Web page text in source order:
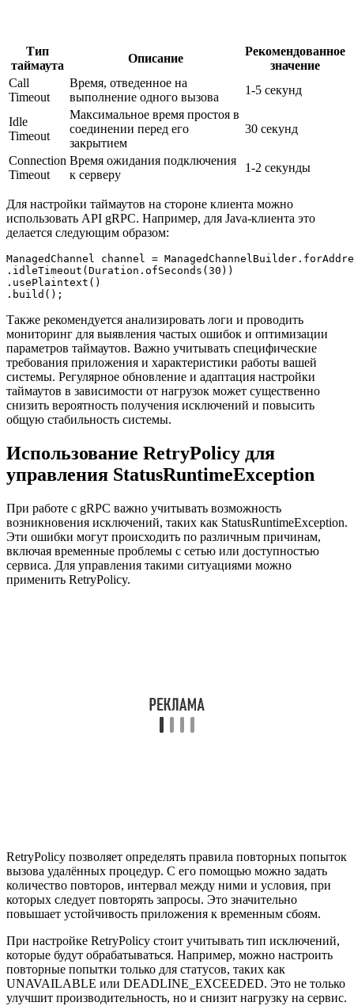
Тип
таймаута
Описание
Рекомендованное
значение
Call
Timeout
Время, отведенное на
выполнение одного вызова
1-5 секунд
Idle
Timeout
Максимальное время простоя в
соединении перед его
закрытием
30 секунд
Connection
Timeout
Время ожидания подключения
к серверу
1-2 секунды
Для настройки таймаутов на стороне клиента можно
использовать API gRPC. Например, для Java-клиента это
делается следующим образом:
ManagedChannel channel =
.idleTimeout(Duration.ofSeconds(30))
.usePlaintext()
.build();
Также рекомендуется анализировать логи и проводить
мониторинг для выявления частых ошибок и оптимизации
параметров таймаутов. Важно учитывать специфические
требования приложения и характеристики работы вашей
системы. Регулярное обновление и адаптация настройки
таймаутов в зависимости от нагрузок может существенно
снизить вероятность получения исключений и повысить
общую стабильность системы.
Использование RetryPolicy для
управления StatusRuntimeException
При работе с gRPC важно учитывать возможность
возникновения исключений, таких как StatusRuntimeException.
Эти ошибки могут происходить по различным причинам,
включая временные проблемы с сетью или доступностью
сервиса. Для управления такими ситуациями можно
применить RetryPolicy.
RetryPolicy позволяет определять правила повторных попыток
вызова удалённых процедур. С его помощью можно задать
количество повторов, интервал между ними и условия, при
которых следует повторять запросы. Это значительно
повышает устойчивость приложения к временным сбоям.
При настройке RetryPolicy стоит учитывать тип исключений,
которые будут обрабатываться. Например, можно настроить
повторные попытки только для статусов, таких как
UNAVAILABLE или DEADLINE_EXCEEDED. Это не только
улучшит производительность, но и снизит нагрузку на сервис.